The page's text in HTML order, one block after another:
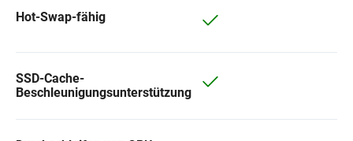
Hot-Swap-fähig
SSD-Cache-
Beschleunigungsunterstützung